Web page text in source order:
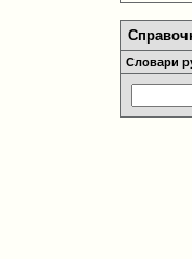
Словари